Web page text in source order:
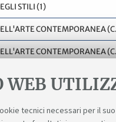
WEB
tecnici necessari per il
STILI (1)
CONTEMPORANEA
CONTEMPORANEA
6 7 ... 9